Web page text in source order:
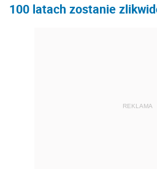
100 latach zostanie
REKLAMA